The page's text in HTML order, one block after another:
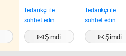
Vakumlu Çok
Katmanlı
Mikro Hacim
Tankı
Tedarikçi ile
sohbet edin
Şimdi
İletişime geçin
Mikrobulk
Tank
Tedarikçi ile
sohbet edin
Şimdi
İletişime